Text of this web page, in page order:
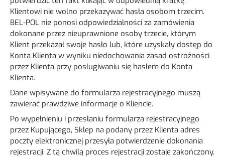
Klientowi nie wolno przekazywać hasła osobom trzecim.
BEL-POL nie ponosi odpowiedzialności za zamówienia
dokonane przez nieuprawnione osoby trzecie, którym
Klient przekazał swoje hasło lub, które uzyskały dostęp do
Konta Klienta w wyniku niedochowania zasad ostrożności
przez Klienta przy posługiwaniu się hasłem do Konta
Klienta.
Dane wpisywane do formularza rejestracyjnego muszą
zawierać prawdziwe informacje o Kliencie.
Po wypełnieniu i przesłaniu formularza rejestracyjnego
przez Kupującego, Sklep na podany przez Klienta adres
poczty elektronicznej przesyła potwierdzenie dokonania
rejestracji. Z tą chwilą proces rejestracji zostaje zakończony.